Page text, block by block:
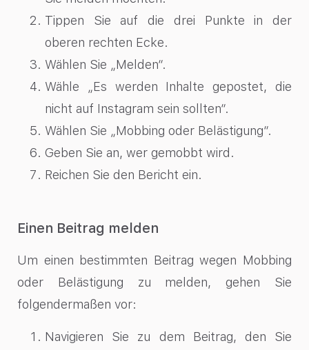
Tippen Sie auf die drei Punkte in der
oberen rechten Ecke.
Wählen Sie „Melden“.
Wähle „Es werden Inhalte gepostet, die
nicht auf Instagram sein sollten“.
Wählen Sie „Mobbing oder Belästigung“.
Geben Sie an, wer gemobbt wird.
Reichen Sie den Bericht ein.
Einen Beitrag melden
Um einen bestimmten Beitrag wegen Mobbing
oder Belästigung zu melden, gehen Sie
folgendermaßen vor:
Navigieren Sie zu dem Beitrag, den Sie